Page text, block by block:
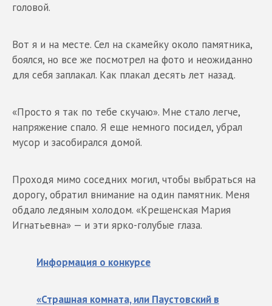
головой.
Вот я и на месте. Сел на скамейку около памятника,
боялся, но все же посмотрел на фото и неожиданно
для себя заплакал. Как плакал десять лет назад.
«Просто я так по тебе скучаю». Мне стало легче,
напряжение спало. Я еще немного посидел, убрал
мусор и засобирался домой.
Проходя мимо соседних могил, чтобы выбраться на
дорогу, обратил внимание на один памятник. Меня
обдало ледяным холодом. «Крещенская Мария
Игнатьевна» — и эти ярко-голубые глаза.
Информация о конкурсе
«Страшная комната, или Паустовский в